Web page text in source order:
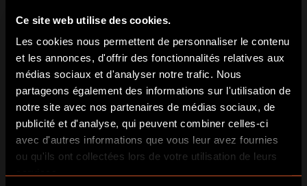
Ce site web utilise des cookies.
Les cookies nous permettent de personnaliser le contenu
et les annonces, d'offrir des fonctionnalités relatives aux
médias sociaux et d'analyser notre trafic. Nous
partageons également des informations sur l'utilisation de
notre site avec nos partenaires de médias sociaux, de
publicité et d'analyse, qui peuvent combiner celles-ci
avec d'autres informations que vous leur avez fournies
ou qu'ils ont collectées lors de votre utilisation de leurs
services.
qui sont ouvertes et celles qui doivent être expédiées sous
coordonnées bancaires et tout bulletin d’information
auquel vous avez souscrit. Vous vous engagez à traiter votre
nom d’utilisateur, votre mot de passe et vos coordonnées
accessible à des tiers non autorisés. Nous ne pouvons
assumer aucune responsabilité pour l’utilisation abusive de
votre nom d’utilisateur Escape Hunt, de votre mot de passe
ou de votre commande, sauf dans les conditions
d’utilisation.